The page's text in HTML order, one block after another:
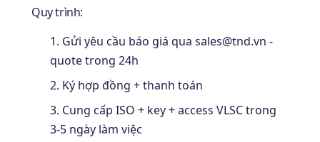
Quy trình:
Gửi yêu cầu báo giá qua sales@tnd.vn -
quote trong 24h
Ký hợp đồng + thanh toán
Cung cấp ISO + key + access VLSC trong
3-5 ngày làm việc